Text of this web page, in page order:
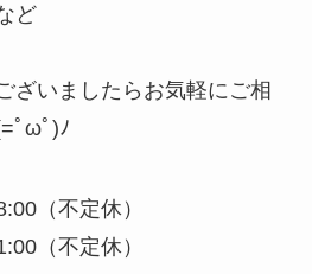
ど
ざいましたらお気軽にご相
ﾟωﾟ)ﾉ
（不定休）
（不定休）